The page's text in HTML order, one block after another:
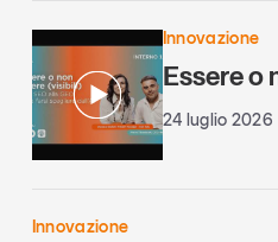
Innovazione
Essere o
24 luglio 2026
Innovazione